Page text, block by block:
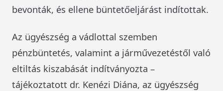
bevonták, és ellene büntetőeljárást indítottak.
Az ügyészség a vádlottal szemben
pénzbüntetés, valamint a járművezetéstől való
eltiltás kiszabását indítványozta –
tájékoztatott dr. Kenézi Diána, az ügyészség